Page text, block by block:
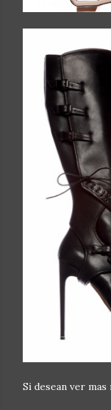
Si desean ver